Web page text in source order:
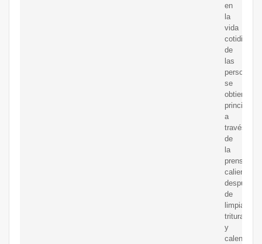
en
la
vida
cotidiana
de
las
personas
se
obtiene
a
través
de
la
prensa
caliente
después
de
limpiarlo,
triturarlo
y
calentarlo,